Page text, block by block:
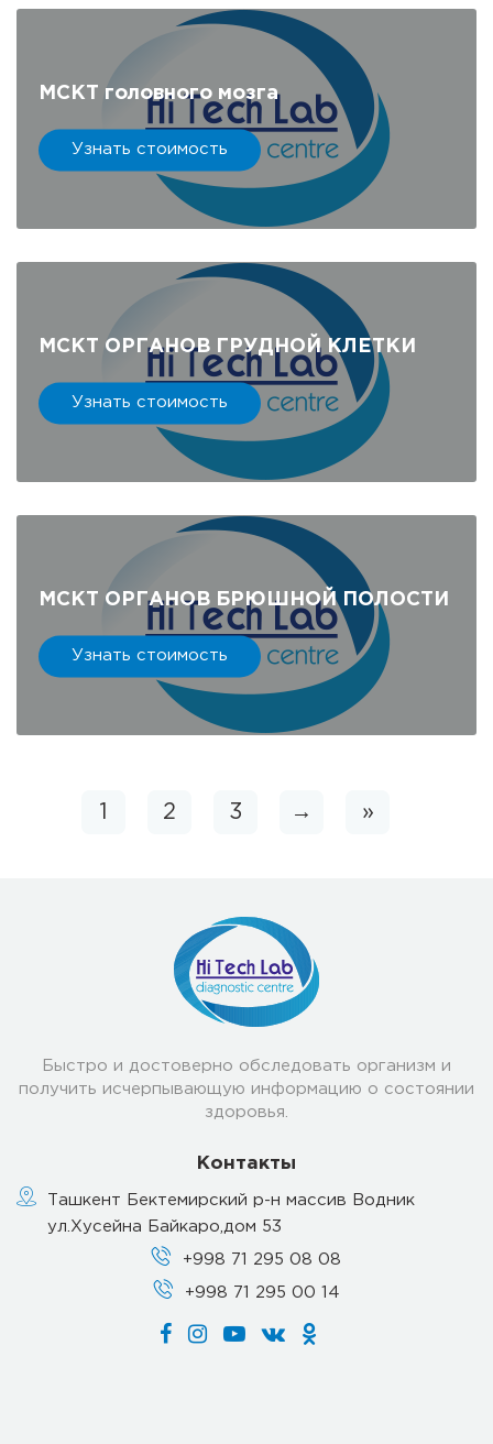
МСКТ головного мозга
Узнать стоимость
МСКТ ОРГАНОВ ГРУДНОЙ КЛЕТКИ
Узнать стоимость
МСКТ ОРГАНОВ БРЮШНОЙ ПОЛОСТИ
Узнать стоимость
1 2 3 → »
Быстро и достоверно обследовать организм и
получить исчерпывающую информацию о состоянии
здоровья.
Контакты
Ташкент Бектемирский р-н массив Водник
ул.Хусейна Байкаро,дом 53
+998 71 295 08 08
+998 71 295 00 14